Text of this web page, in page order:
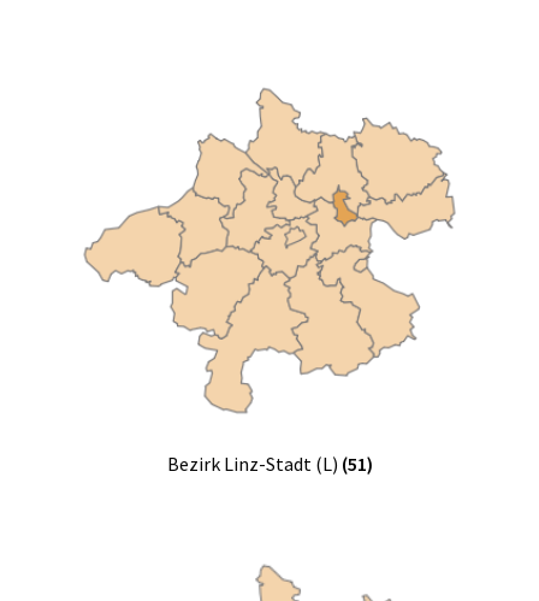
Bezirk Linz-Stadt (L) (51)